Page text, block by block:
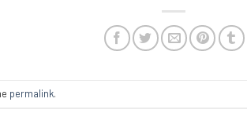
permalink.